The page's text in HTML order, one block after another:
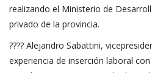
realizando el Ministerio de
privado de la provincia.
???? Alejandro Sabattini,
experiencia de inserción laboral